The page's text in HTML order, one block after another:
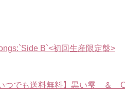
B`<初回生産限定盤>
いつでも送料無料】黒い雫